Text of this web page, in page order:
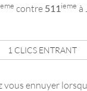
contre 511ieme à
1 CLICS ENTRANT
vous ennuyer